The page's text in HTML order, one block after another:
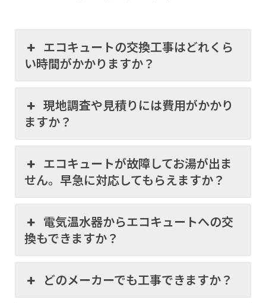
エコキュートの交換工事はどれくら
い時間がかかりますか？
現地調査や見積りには費用がかかり
ますか？
エコキュートが故障してお湯が出ま
せん。早急に対応してもらえますか？
電気温水器からエコキュートへの交
換もできますか？
どのメーカーでも工事できますか？